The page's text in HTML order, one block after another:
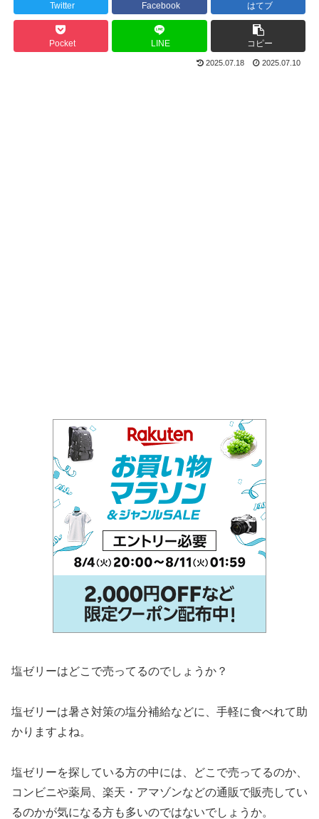
Twitter Facebook はてブ
Pocket LINE コピー
2025.07.18 2025.07.10
塩ゼリーはどこで売ってるのでしょうか？
塩ゼリーは暑さ対策の塩分補給などに、手軽に食べれて助
かりますよね。
塩ゼリーを探している方の中には、どこで売ってるのか、
コンビニや薬局、楽天・アマゾンなどの通販で販売してい
るのかが気になる方も多いのではないでしょうか。